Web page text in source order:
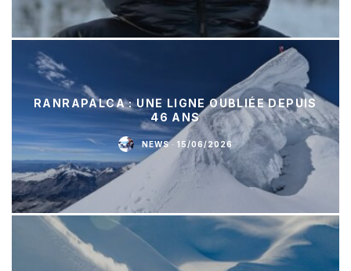
RANRAPALCA : UNE LIGNE OUBLIÉE DEPUIS
46 ANS
NEWS · 15/06/2026